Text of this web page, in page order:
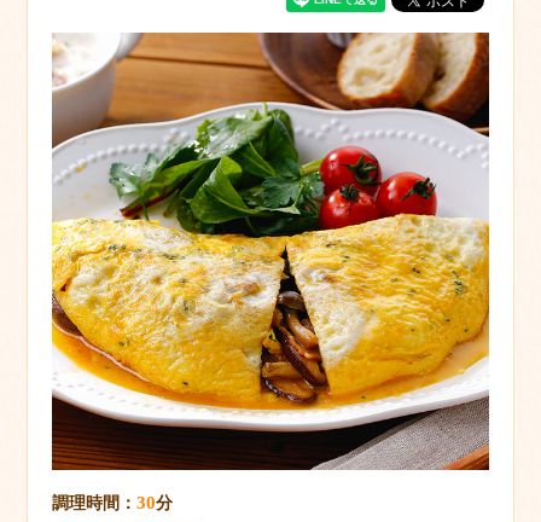
調理時間： 30分